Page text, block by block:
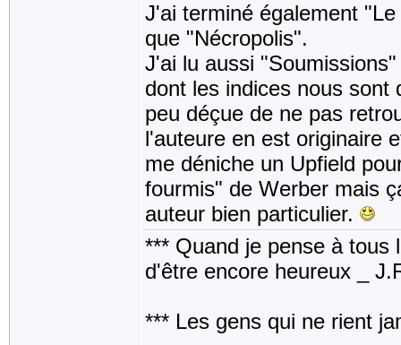
J'ai terminé également
que "Nécropolis".
J'ai lu aussi
dont les indices nous sont
peu déçue de ne pas
l'auteure en est originaire
me déniche un Upfield
fourmis" de Werber mais
auteur bien particulier.
*** Quand je pense à tous
d'être encore heureux _
*** Les gens qui ne rient